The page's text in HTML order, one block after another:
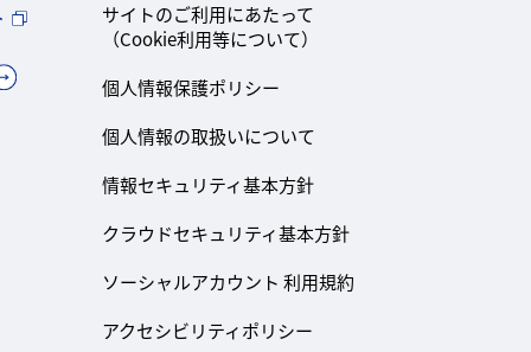
サイトのご利用にあたって
（Cookie利用等について）
個人情報保護ポリシー
個人情報の取扱いについて
情報セキュリティ基本方針
クラウドセキュリティ基本方針
ソーシャルアカウント 利用規約
アクセシビリティポリシー